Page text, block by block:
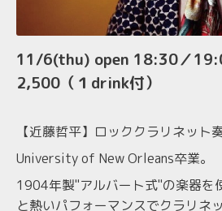
11/6(thu) open 18:30／
2,500（１drink付）
【近藤哲平】ロッククラリネット奏
University of New Orleans卒業。
1904年製"アルバート式"の楽器を
と熱いパフォーマンスでクラリネ